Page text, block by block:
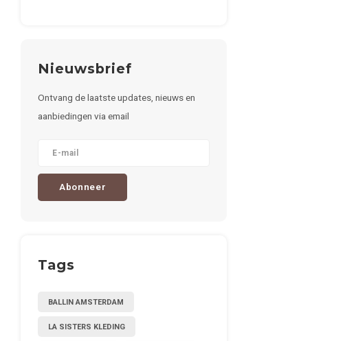
Nieuwsbrief
Ontvang de laatste updates, nieuws en
aanbiedingen via email
Abonneer
Tags
BALLIN AMSTERDAM
LA SISTERS KLEDING